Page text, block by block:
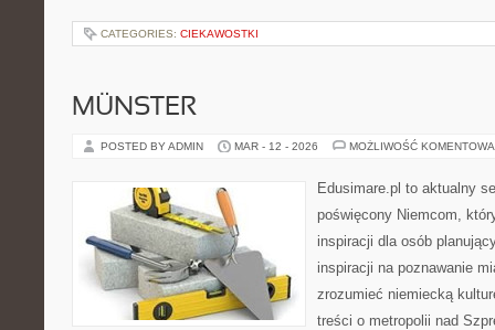
CATEGORIES: CIEKAWOSTKI
MÜNSTER
POSTED BY ADMIN MAR - 12 - 2026 MOŻLIWOŚĆ
Edusimare.pl to aktualny
poświęcony Niemcom,
inspiracji dla osób
inspiracji na poznawanie
zrozumieć niemiecką
treści o metropolii nad